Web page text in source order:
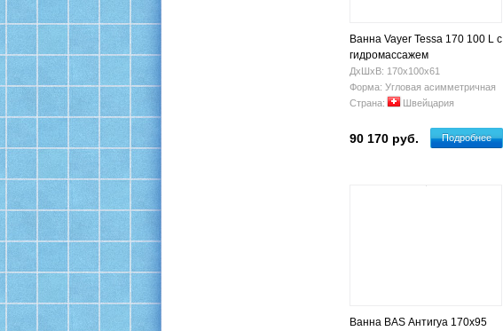
Ванна Vayer Tessa 170 100 L с
гидромассажем
ДхШхВ: 170х100х61
Форма: Угловая асимметричная
Страна:
Швейцария
90 170 руб. Подробнее
Ванна BAS Антигуа 170х95